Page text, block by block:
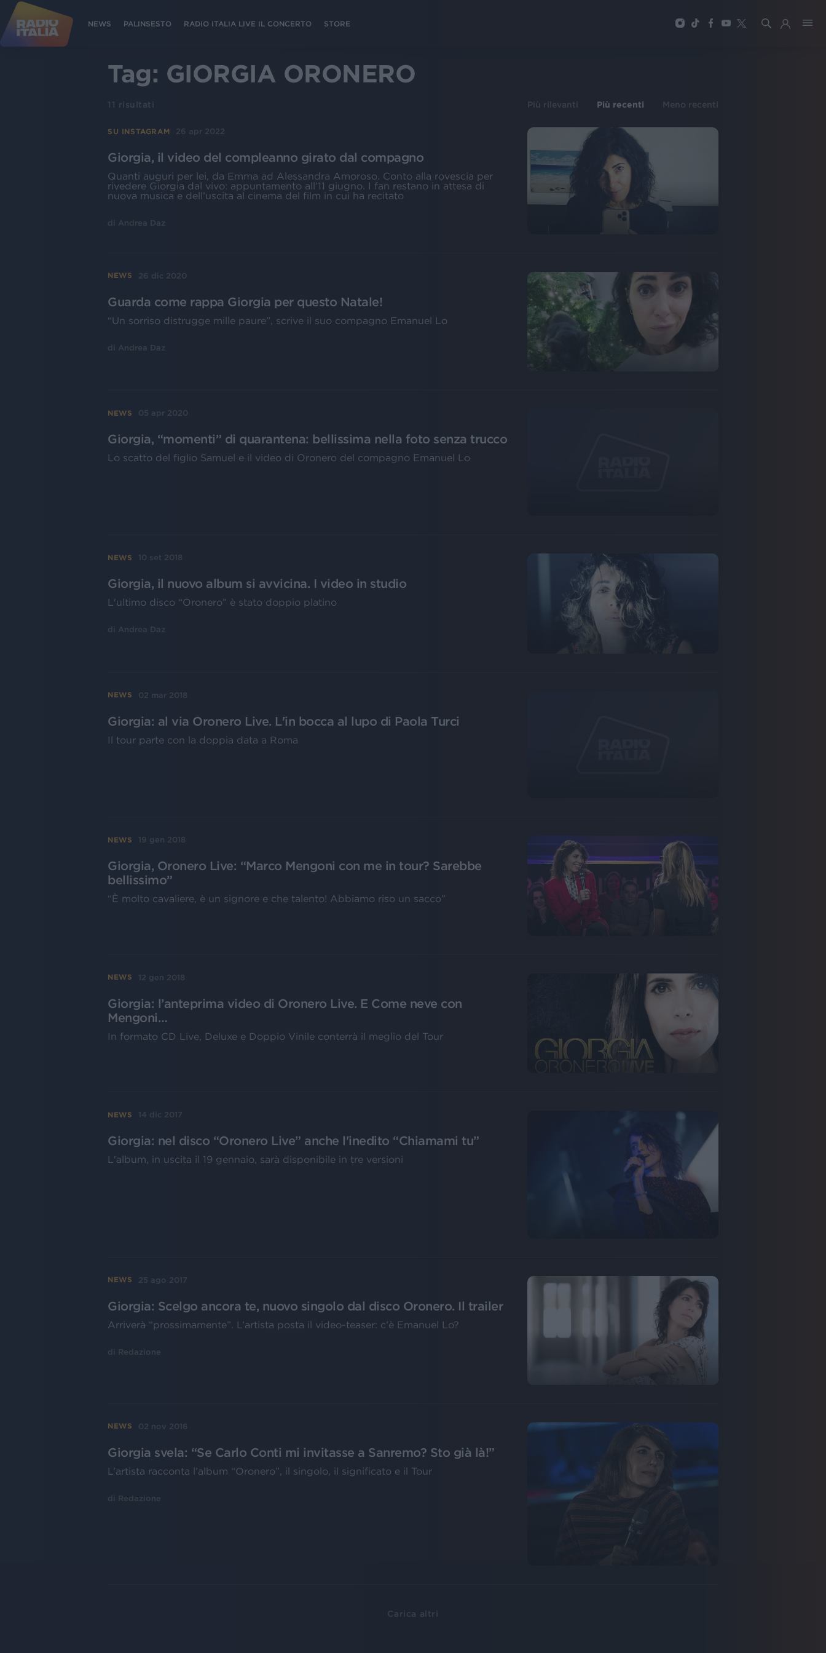
NEWS PALINSESTO RADIO ITALIA LIVE IL CONCERTO STORE
Tag: GIORGIA ORONERO
11 risultati Più rilevanti Più recenti Meno recenti
SU INSTAGRAM 26 apr 2022
Giorgia, il video del compleanno girato dal compagno
Quanti auguri per lei, da Emma ad Alessandra Amoroso. Conto alla rovescia per
rivedere Giorgia dal vivo: appuntamento all’11 giugno. I fan restano in attesa di
nuova musica e dell’uscita al cinema del film in cui ha recitato
di Andrea Daz
NEWS 26 dic 2020
Guarda come rappa Giorgia per questo Natale!
“Un sorriso distrugge mille paure”, scrive il suo compagno Emanuel Lo
di Andrea Daz
NEWS 05 apr 2020
Giorgia, “momenti” di quarantena: bellissima nella foto senza trucco
Lo scatto del figlio Samuel e il video di Oronero del compagno Emanuel Lo
NEWS 10 set 2018
Giorgia, il nuovo album si avvicina. I video in studio
L'ultimo disco “Oronero” è stato doppio platino
di Andrea Daz
NEWS 02 mar 2018
Giorgia: al via Oronero Live. L'in bocca al lupo di Paola Turci
Il tour parte con la doppia data a Roma
NEWS 19 gen 2018
Giorgia, Oronero Live: “Marco Mengoni con me in tour? Sarebbe
bellissimo”
“È molto cavaliere, è un signore e che talento! Abbiamo riso un sacco”
NEWS 12 gen 2018
Giorgia: l’anteprima video di Oronero Live. E Come neve con
Mengoni…
In formato CD Live, Deluxe e Doppio Vinile conterrà il meglio del Tour
NEWS 14 dic 2017
Giorgia: nel disco “Oronero Live” anche l'inedito “Chiamami tu”
L'album, in uscita il 19 gennaio, sarà disponibile in tre versioni
NEWS 25 ago 2017
Giorgia: Scelgo ancora te, nuovo singolo dal disco Oronero. Il trailer
Arriverà “prossimamente”. L’artista posta il video-teaser: c’è Emanuel Lo?
di Redazione
NEWS 02 nov 2016
Giorgia svela: “Se Carlo Conti mi invitasse a Sanremo? Sto già là!”
L’artista racconta l’album “Oronero”, il singolo, il significato e il Tour
di Redazione
Carica altri